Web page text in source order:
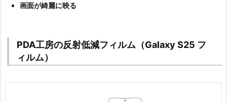
画面が綺麗に映る
PDA工房の反射低減フィルム（Galaxy S25 フ
ィルム）